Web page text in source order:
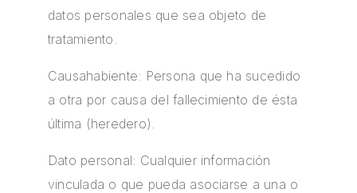
datos personales que sea objeto de
tratamiento.
Causahabiente: Persona que ha sucedido
a otra por causa del fallecimiento de ésta
última (heredero).
Dato personal: Cualquier información
vinculada o que pueda asociarse a una o